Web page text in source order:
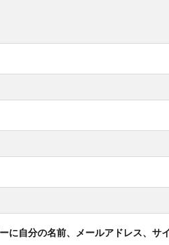
に自分の名前、メールアドレス、サ